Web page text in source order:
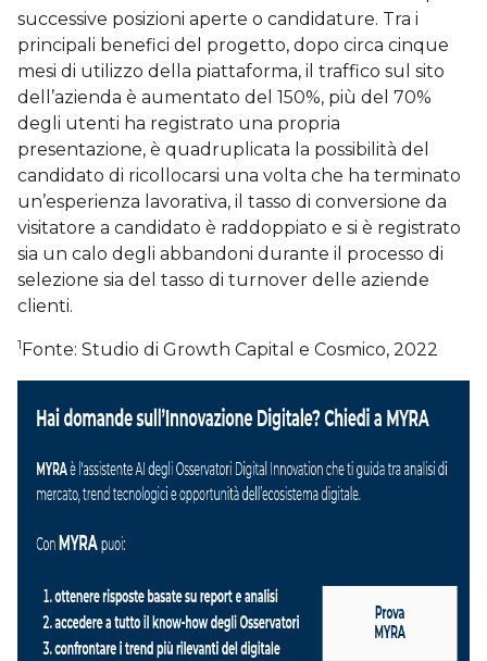
successive posizioni aperte o candidature. Tra i
principali benefici del progetto, dopo circa cinque
mesi di utilizzo della piattaforma, il traffico sul sito
dell’azienda è aumentato del 150%, più del 70%
degli utenti ha registrato una propria
presentazione, è quadruplicata la possibilità del
candidato di ricollocarsi una volta che ha terminato
un’esperienza lavorativa, il tasso di conversione da
visitatore a candidato è raddoppiato e si è registrato
sia un calo degli abbandoni durante il processo di
selezione sia del tasso di turnover delle aziende
clienti.
1Fonte: Studio di Growth Capital e Cosmico, 2022